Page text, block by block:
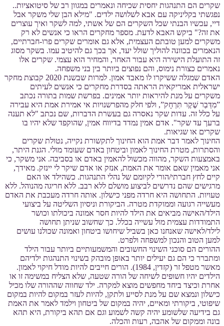
שקרים הם התנהגות יחסית שכיחה ונאמרים במגוון רב של סיטואציות..
נפגשתי בקליניקה עם אבא לשלושה ילדים. "מילא הבן שלי משקר אבל
דיי, עכשיו הבנתי שכל השקרים הם של אשתי, למה לשקר ואיך עוצרים
את זה?" ביקש האבא לדעת. מספר מחקרים הראו כי אנשים לא רק
משקרים למען טובתם העצמית, אלא גם אומרים שקרים פרו-חברתיים,
הנאמרים בכוונה להוליך שולל יעד, אך בכך גם להיטיב עמו. בשקר מסוג
זה התועלת הישירה היא עבור האחר, והמחיר הוא עצמי. שקרים אלו
נאמרים כצורת נימוס, והם נפוצים ביותר בין בני משפחה.
האדם שמגלה ששיקרו לו מאבד אמון. למרות שבשנת 2020 קבוצת מחקר
ישראלית אמריקאית הראתה בסדרת מחקרים כי אנשים לעיתים
משקרים על מנת להיראות יותר אמינים. בפרשת שמות בתורה נכתב
”מִדְּבַר שֶׁקֶר תִּרְחָק”, ולפי חלק מהפרשנויות אי אמירת אמת היא עבירה
על כלל זה. עדות שקר נאסרה גם בעשרת הדברות, שם נכתב "לא תענה
ברעך עד שקר". אדם אמין נמדד בדיווח אמין, שהוקפד שלא יהיו בו
שקרים או שגיאות.
החינוך לאמר דבר אמת הוא החינוך לתקשורת נקייה, נטולת שקרים
והסתרות, מטרת החינוך לאמון וביטחון באדם שעומד מולי. הגנת היתר,
באמצעות השקר, מהווה מכשול להאמין באדם או בסביבה. אני משקר, כי
אני מאמין שאם אומר את האמת, אנזק או אדם שיקר לי יינזק. מאידך,
קיים לחץ חברתי/הורי לקיומם של נהלי התנהגות. כשהילד או האם
מרגישים שהם נדרשים לביצוע מושלם ללא רבב. ללא חריגה מהנוהל. ללא
טעויות. התחושה היא חרדה מפני כישלון. אותה חרדה מעכבת את האדם
מעשייה רגועה וממוקדת מטרה. הביקורת וניסיון השליטה על ביצועי
הילד/האישה מביאים את הילד להיות חסר אמונה ביכולתו וכושר
התמודדות עצמית מול עשייה בכלל. כך שחשוב שניתן תחושה
לילד/לאישה שאנחנו כאן בשביל שיחושו ביטחון ואמונה שכולנו עושים
למען הטוב והנכון למשפחה ולפרט.
ההורים הם סוכני השינוי החשובים והמשמעותיים ביותר עבור הילד
ומתברר כי הם גם יעילים יותר באופן מובהק בשינוי התנהגות ילדיהם
מאשר מטפל זר (קזדין, 1984). הורים חייבים להיות מודל חיקוי לאמון.
הילדים יהיו חשופים לשיחה של הורה שטעה, שלא הצליח במשימה זו או
אחרת וכיצד ביחד מחפשים מוצא למקרה. ילד שחווה שההורה שלו מכיל
כישלון ונמצא שם על מנת לסייע ולתקן, להיות לעזר במקום להיות במקום
שיפוטי, ביקורתי ומאיים, יהיה במקום של ביטחון וילמד לאמר את האמת
גם בידיעה שלשומע יהיה קשה לשמוע וגם אם תהא ביקורת, היא תהא
בונה וממקום של אהבה, רעות והכלה.